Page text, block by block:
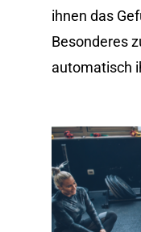
ihnen das
Besonderes
automatisch